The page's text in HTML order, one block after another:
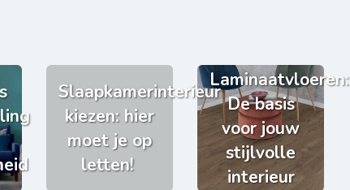
Slaapkamerinterieur
kiezen: hier
moet je op
letten!
Laminaatvloeren:
De basis
voor jouw
stijlvolle
interieur